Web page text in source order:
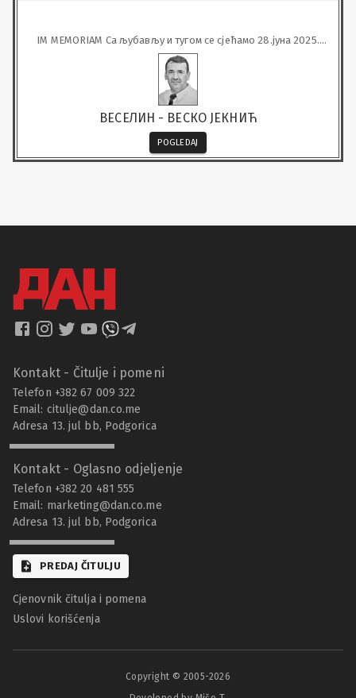
IM MEMORIAM Са љубављу и тугом се сјећамо 28.јуна 2025.
Навршавају се три тужне године од када није са нама наш
вољени
ВЕСЕЛИН - ВЕСКО ЈЕКНИЋ
POGLEDAJ
Kontakt - Čitulje i pomeni
Telefon +382 67 009 322
Email: citulje@dan.co.me
Adresa 13. jul bb, Podgorica
Kontakt - Oglasno odjeljenje
Telefon +382 20 481 555
Email: marketing@dan.co.me
Adresa 13. jul bb, Podgorica
PREDAJ ČITULJU
Cjenovnik čitulja i pomena
Uslovi korišćenja
Copyright © 2005-2026